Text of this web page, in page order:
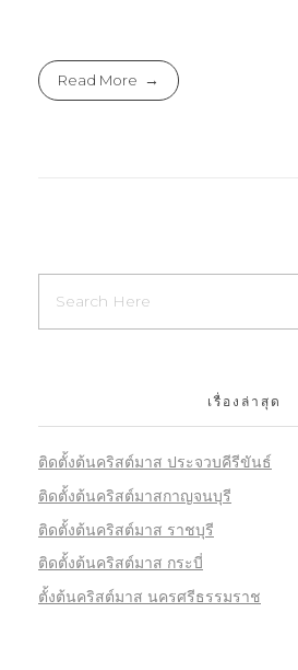
Read More
เรื่องล่าสุด
ติดตั้งต้นคริสต์มาส ประจวบคีรีขันธ์
ติดตั้งต้นคริสต์มาสกาญจนบุรี
ติดตั้งต้นคริสต์มาส ราชบุรี
ติดตั้งต้นคริสต์มาส กระบี่
ตั้งต้นคริสต์มาส นครศรีธรรมราช